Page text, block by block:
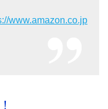
www.amazon.co.jp